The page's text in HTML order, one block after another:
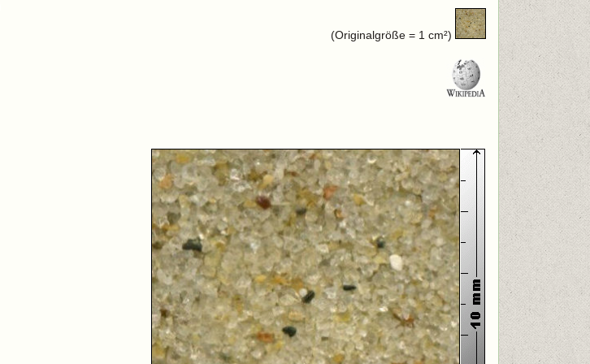
(Originalgröße = 1 cm²)